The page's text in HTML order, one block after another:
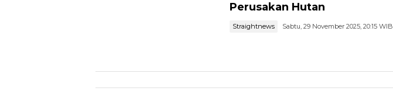
Perusakan Hutan
Straightnews Sabtu, 29 November 2025, 20:15 WIB